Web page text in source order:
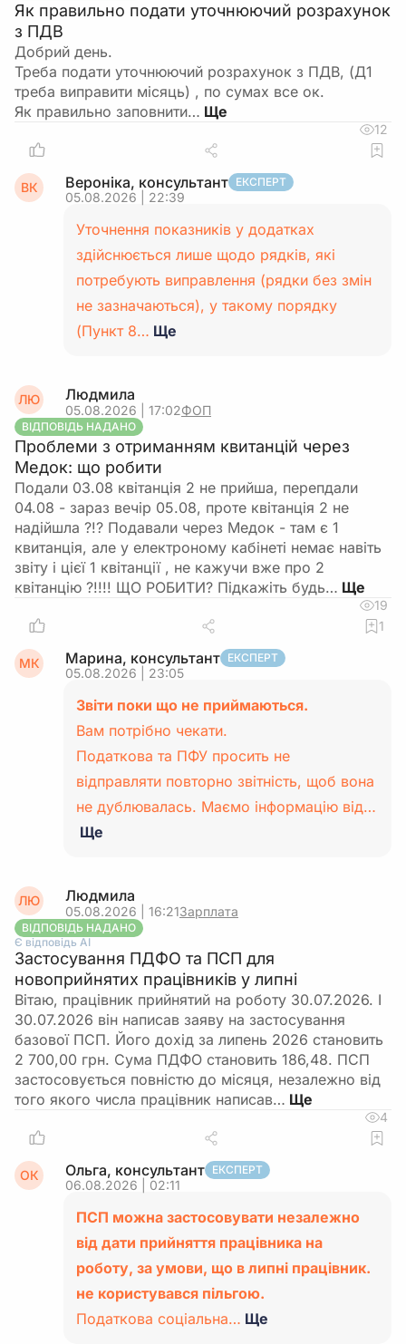
Як правильно подати уточнюючий розрахунок
з ПДВ
Добрий день.
Треба подати уточнюючий розрахунок з ПДВ, (Д1
треба виправити місяць) , по сумах все ок.
Як правильно заповнити…
12
ВК Вероніка, консультант ЕКСПЕРТ
05.08.2026 | 22:39
Уточнення показників у додатках
здійснюється лише щодо рядків, які
потребують виправлення (рядки без змін
не зазначаються), у такому порядку
(Пункт 8… Ще
ЛЮ Людмила
05.08.2026 | 17:02ФОП
ВІДПОВІДЬ НАДАНО
Проблеми з отриманням квитанцій через
Медок: що робити
Подали 03.08 квітанція 2 не прийша, перепдали
04.08 - зараз вечір 05.08, проте квітанція 2 не
надійшла ?!? Подавали через Медок - там є 1
квитанція, але у електроному кабінеті немає навіть
звіту і цієї 1 квітанції , не кажучи вже про 2
квітанцію ?!!!! ЩО РОБИТИ? Підкажіть будь…
19
1
МК Марина, консультант ЕКСПЕРТ
05.08.2026 | 23:05
Звіти поки що не приймаються.
Вам потрібно чекати.
Податкова та ПФУ просить не
відправляти повторно звітність, щоб вона
не дублювалась. Маємо інформацію від…
Ще
ЛЮ Людмила
05.08.2026 | 16:21Зарплата
ВІДПОВІДЬ НАДАНО
Є відповідь АІ
Застосування ПДФО та ПСП для
новоприйнятих працівників у липні
Вітаю, працівник прийнятий на роботу 30.07.2026. І
30.07.2026 він написав заяву на застосування
базової ПСП. Його дохід за липень 2026 становить
2 700,00 грн. Сума ПДФО становить 186,48. ПСП
застосовується повністю до місяця, незалежно від
того якого числа працівник написав…
4
ОК Ольга, консультант ЕКСПЕРТ
06.08.2026 | 02:11
ПСП можна застосовувати незалежно
від дати прийняття працівника на
роботу, за умови, що в липні працівник.
не користувався пільгою.
Податкова соціальна… Ще